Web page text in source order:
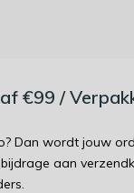
€99 /
Dan wordt jouw
aan